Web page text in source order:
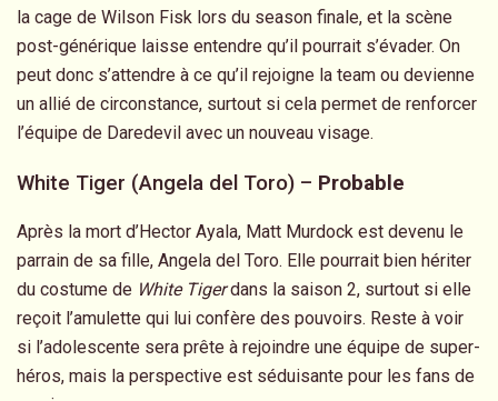
la cage de Wilson Fisk lors du season finale, et la scène
post-générique laisse entendre qu’il pourrait s’évader. On
peut donc s’attendre à ce qu’il rejoigne la team ou devienne
un allié de circonstance, surtout si cela permet de renforcer
l’équipe de Daredevil avec un nouveau visage.
White Tiger (Angela del Toro) – Probable
Après la mort d’Hector Ayala, Matt Murdock est devenu le
parrain de sa fille, Angela del Toro. Elle pourrait bien hériter
du costume de White Tigerdans la saison 2, surtout si elle
reçoit l’amulette qui lui confère des pouvoirs. Reste à voir
si l’adolescente sera prête à rejoindre une équipe de super-
héros, mais la perspective est séduisante pour les fans de